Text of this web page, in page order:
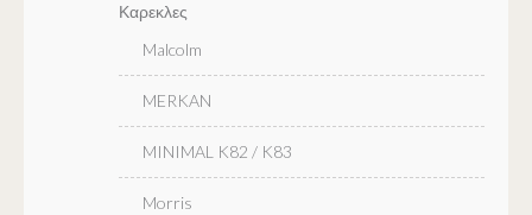
Καρεκλες
Malcolm
MERKAN
MINIMAL K82 / K83
Morris